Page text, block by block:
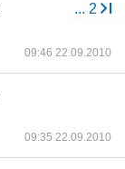
... 2
09:46 22.09.2010
09:35 22.09.2010